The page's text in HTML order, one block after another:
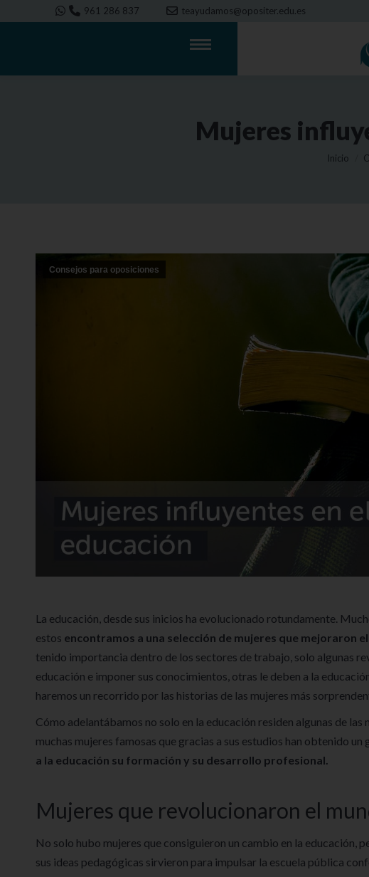
961 286 837 teayudamos@opositer.edu.es
Mujeres
Estás
Inicio
Consejos para oposiciones
La educación, desde sus inicios ha evolucionado rotundamente.
estos encontramos a una selección de mujeres que mejoraron
tenido importancia dentro de los sectores de trabajo, solo algunas
educación e imponer sus conocimientos, otras le deben a la
haremos un recorrido por las historias de las mujeres más
Cómo adelantábamos no solo en la educación residen algunas de
muchas mujeres famosas que gracias a sus estudios han obtenido un
a la educación su formación y su desarrollo profesional.
Mujeres que revolucionaron el
No solo hubo mujeres que consiguieron un cambio en la educación,
sus ideas pedagógicas sirvieron para impulsar la escuela pública